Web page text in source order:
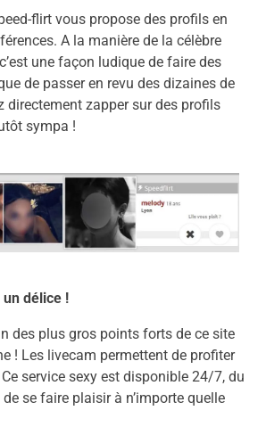
flirt vous propose des profils en
A la manière de la célèbre
une façon ludique de faire des
de passer en revu des dizaines de
directement zapper sur des profils
sympa !
délice !
des plus gros points forts de ce site
! Les livecam permettent de profiter
service sexy est disponible 24/7, du
se faire plaisir à n’importe quelle